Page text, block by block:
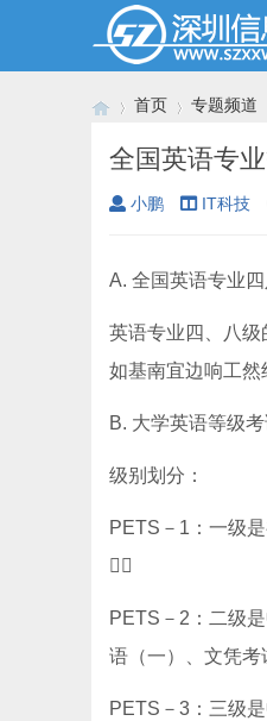
›
首页 专题频道
全国英语专
小鹏 IT科技
A. 全国英语专业
英语专业四、八级
如基南宜边响工然
B. 大学英语等级
级别划分：
PETS－1：一级

PETS－2：二级
语（一）、文凭
PETS－3：三级